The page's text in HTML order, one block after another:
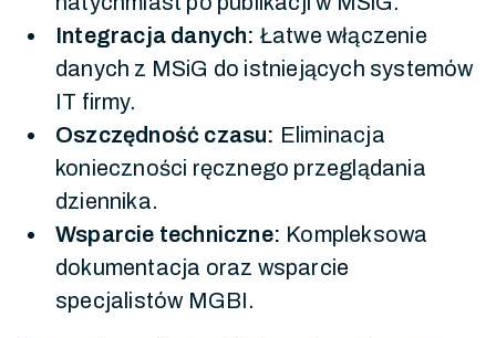
Integracja danych: Łatwe włączenie
danych z MSiG do istniejących systemów
IT firmy.
Oszczędność czasu: Eliminacja
konieczności ręcznego przeglądania
dziennika.
Wsparcie techniczne: Kompleksowa
dokumentacja oraz wsparcie
specjalistów MGBI.